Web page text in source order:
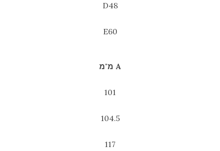
D48
E60
A מ"מ
101
104.5
117